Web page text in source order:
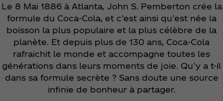
Le 8 Mai 1886 à Atlanta, John S. Pemberton crée la
formule du Coca‑Cola, et c’est ainsi qu’est née la
boisson la plus populaire et la plus célèbre de la
planète. Et depuis plus de 130 ans, Coca‑Cola
rafraichit le monde et accompagne toutes les
générations dans leurs moments de joie. Qu’y a t-il
dans sa formule secrète ? Sans doute une source
infinie de bonheur à partager.